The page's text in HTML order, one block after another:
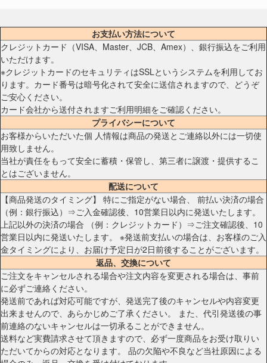
お支払い方法について
クレジットカード（VISA、Master、JCB、Amex）、銀行振込をご利用
いただけます。
※クレジットカードのセキュリティはSSLというシステムを利用してお
ります。カード番号は暗号化されて安全に送信されますので、どうぞ
ご安心ください。
カード会社から送付されますご利用明細をご確認ください。
プライバシーについて
お客様からいただいた個 人情報は商品の発送とご連絡以外には一切使
用致しません。
当社が責任をもって安全に蓄積・保管し、第三者に譲渡・提供するこ
とはございません。
配送について
【商品発送のタイミング】 特にご指定がない場合、 前払い決済の場合
（例：銀行振込）⇒ご入金確認後、10営業日以内に発送いたします。
上記以外の決済の場合 （例：クレジットカード）⇒ご注文確認後、10
営業日以内に発送いたします。 ※発送前支払いの場合は、お客様のご入
金タイミングにより、お届け予定日が2日前後することがございます。
返品、交換について
ご注文をキャンセルされる場合や注文内容を変更される場合は、事前
に必ずご連絡ください。
発送前であれば対応可能ですが、発送完了後のキャンセルや内容変更
出来ませんので、あらかじめご了承ください。 また、代引発送後の事
前連絡のないキャンセルは一切承ることができません。
送料など実費請求させて頂きますので、必ず一度商品をお受け取りい
ただいてからの対応となります。 品の欠陥や不良など当社原因による